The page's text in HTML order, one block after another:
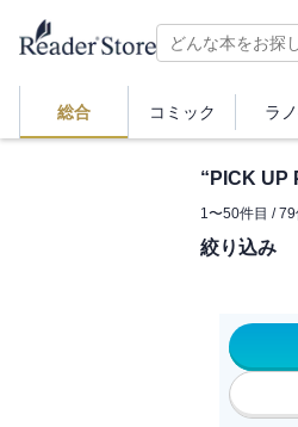
総合 コミック ラ
“ PICK UP
1〜50件目 / 79
絞り込み